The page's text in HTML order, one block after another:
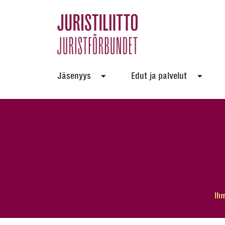
Jäsenyys Edut ja palvelut